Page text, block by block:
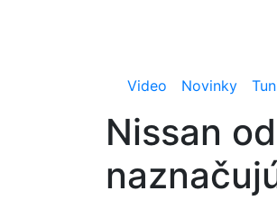
Video Novinky
Nissan